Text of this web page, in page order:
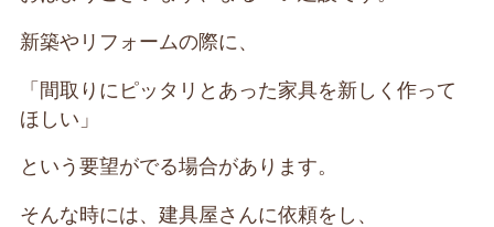
新築やリフォームの際に、
「間取りにピッタリとあった家具を新しく作って
ほしい」
という要望がでる場合があります。
そんな時には、建具屋さんに依頼をし、